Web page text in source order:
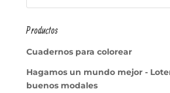
Productos
Cuadernos para colorear
Hagamos un mundo mejor -
buenos modales